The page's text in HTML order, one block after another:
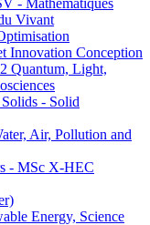
- Mathématiques
Vivant
Innovation Conception
Quantum, Light,
- Solid
Air, Pollution and
- MSc X-HEC
Energy, Science